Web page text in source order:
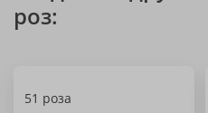
роз:
51 роза